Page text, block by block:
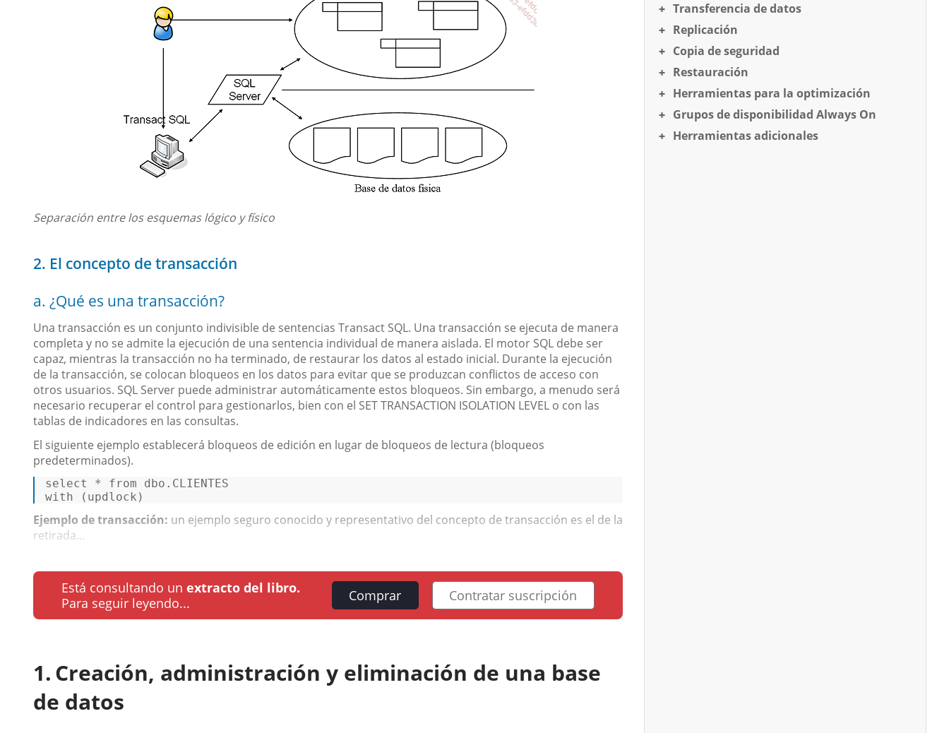
Separación entre los esquemas lógico y físico
2. El concepto de transacción
a. ¿Qué es una transacción?
Una transacción es un conjunto indivisible de sentencias Transact SQL. Una transacción se ejecuta de manera
completa y no se admite la ejecución de una sentencia individual de manera aislada. El motor SQL debe ser
capaz, mientras la transacción no ha terminado, de restaurar los datos al estado inicial. Durante la ejecución
de la transacción, se colocan bloqueos en los datos para evitar que se produzcan conflictos de acceso con
otros usuarios. SQL Server puede administrar automáticamente estos bloqueos. Sin embargo, a menudo será
necesario recuperar el control para gestionarlos, bien con el SET TRANSACTION ISOLATION LEVEL o con las
tablas de indicadores en las consultas.
El siguiente ejemplo establecerá bloqueos de edición en lugar de bloqueos de lectura (bloqueos
predeterminados).
select * from
with (updlock)
Ejemplo de transacción: un ejemplo seguro conocido y representativo del concepto de transacción es el de la
retirada...
Está consultando un extracto del libro.
Para seguir leyendo...
Comprar Contratar suscripción
Creación, administración y eliminación de una base
de datos
Transferencia de datos
Replicación
Copia de seguridad
Restauración
Herramientas para la optimización
Grupos de disponibilidad Always On
Herramientas adicionales